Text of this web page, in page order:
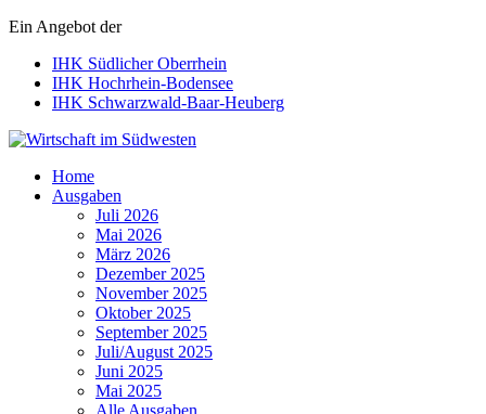
Ein Angebot der
IHK Südlicher Oberrhein
IHK Hochrhein-Bodensee
IHK Schwarzwald-Baar-Heuberg
Wirtschaft im Südwesten
Home
Ausgaben
Juli 2026
Mai 2026
März 2026
Dezember 2025
November 2025
Oktober 2025
September 2025
Juli/August 2025
Juni 2025
Mai 2025
Alle Ausgaben